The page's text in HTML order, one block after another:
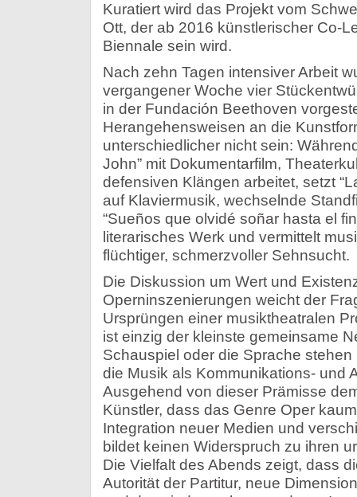
Kuratiert wird das Projekt vom
Ott, der ab 2016 künstlerischer Co-
Biennale sein wird.
Nach zehn Tagen intensiver Arbeit
vergangener Woche vier
in der Fundación Beethoven
Herangehensweisen an die
unterschiedlicher nicht sein:
John” mit Dokumentarfilm,
defensiven Klängen arbeitet, setzt
auf Klaviermusik, wechselnde
“Sueños que olvidé soñar hasta el
literarisches Werk und vermittelt
flüchtiger, schmerzvoller Sehnsucht.
Die Diskussion um Wert und
Operninszenierungen weicht der
Ursprüngen einer musiktheatralen
ist einzig der kleinste gemeinsame
Schauspiel oder die Sprache
die Musik als Kommunikations- und
Ausgehend von dieser Prämisse
Künstler, dass das Genre Oper
Integration neuer Medien und
bildet keinen Widerspruch zu ihren
Die Vielfalt des Abends zeigt, dass
Autorität der Partitur, neue